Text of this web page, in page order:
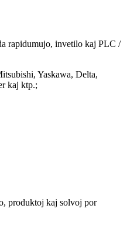
rapidumujo, invetilo kaj PLC /
Yaskawa, Delta,
kaj ktp.;
produktoj kaj solvoj por